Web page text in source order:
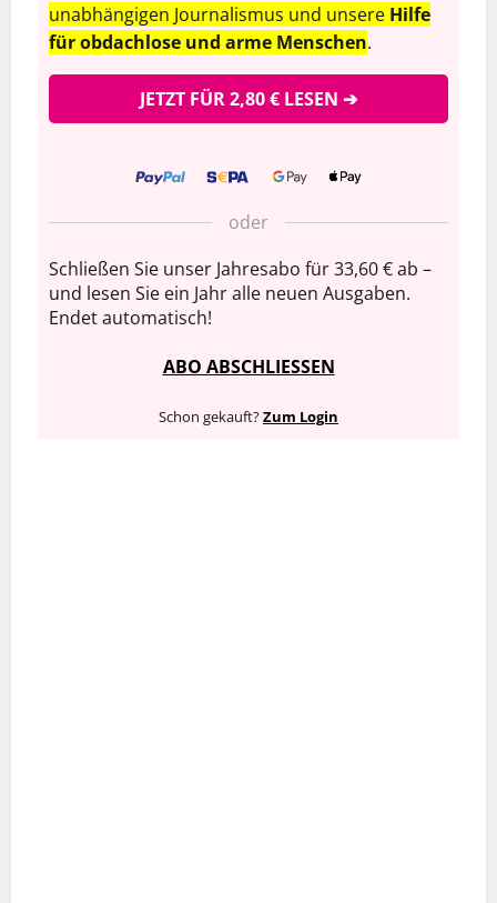
unabhängigen Journalismus und unsere Hilfe
für obdachlose und arme Menschen.
JETZT FÜR 2,80 € LESEN ➔
oder
Schließen Sie unser Jahresabo für 33,60 € ab –
und lesen Sie ein Jahr alle neuen Ausgaben.
Endet automatisch!
ABO ABSCHLIESSEN
Schon gekauft?Zum Login